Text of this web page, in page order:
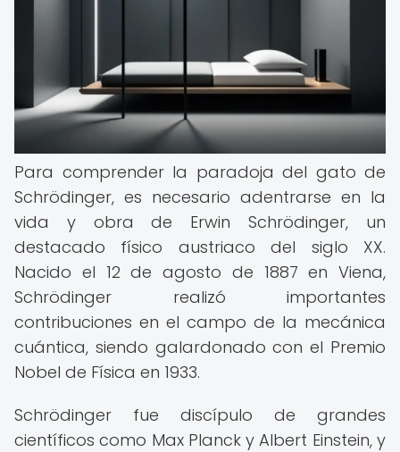
Para comprender la paradoja del gato de
Schrödinger, es necesario adentrarse en la
vida y obra de Erwin Schrödinger, un
destacado físico austriaco del siglo XX.
Nacido el 12 de agosto de 1887 en Viena,
Schrödinger realizó importantes
contribuciones en el campo de la mecánica
cuántica, siendo galardonado con el Premio
Nobel de Física en 1933.
Schrödinger fue discípulo de grandes
científicos como Max Planck y Albert Einstein, y